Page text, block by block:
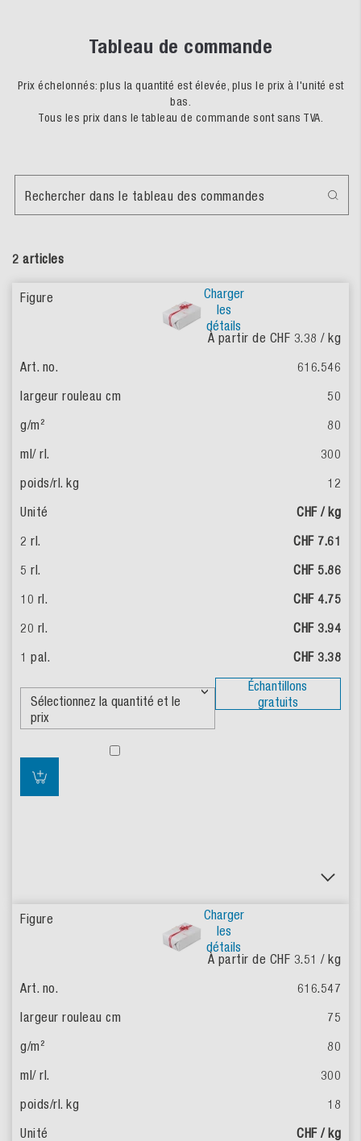
Tableau de commande
Prix échelonnés: plus la quantité est élevée, plus le prix à l'unité est
bas.
Tous les prix dans le tableau de commande sont sans TVA.
2 articles
Rechercher dans le tableau des commandes
Charger
les
détails
À partir de CHF 3.38 / kg
616.546
50
80
300
12
CHF / kg
CHF 7.61
CHF 5.86
CHF 4.75
CHF 3.94
CHF 3.38
Échantillons
gratuits
Charger
les
détails
À partir de CHF 3.51 / kg
616.547
75
80
300
18
CHF / kg